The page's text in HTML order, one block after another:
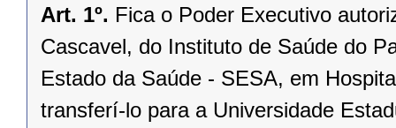
Art. 1º. Fica o Poder Executivo
Cascavel, do Instituto de Saúde do
Estado da Saúde - SESA, em
transferí-lo para a Universidade